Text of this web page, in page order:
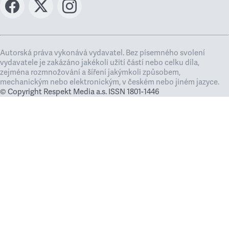
Autorská práva vykonává vydavatel. Bez písemného svolení
vydavatele je zakázáno jakékoli užití částí nebo celku díla,
zejména rozmnožování a šíření jakýmkoli způsobem,
mechanickým nebo elektronickým, v českém nebo jiném jazyce.
© Copyright Respekt Media a.s. ISSN 1801-1446